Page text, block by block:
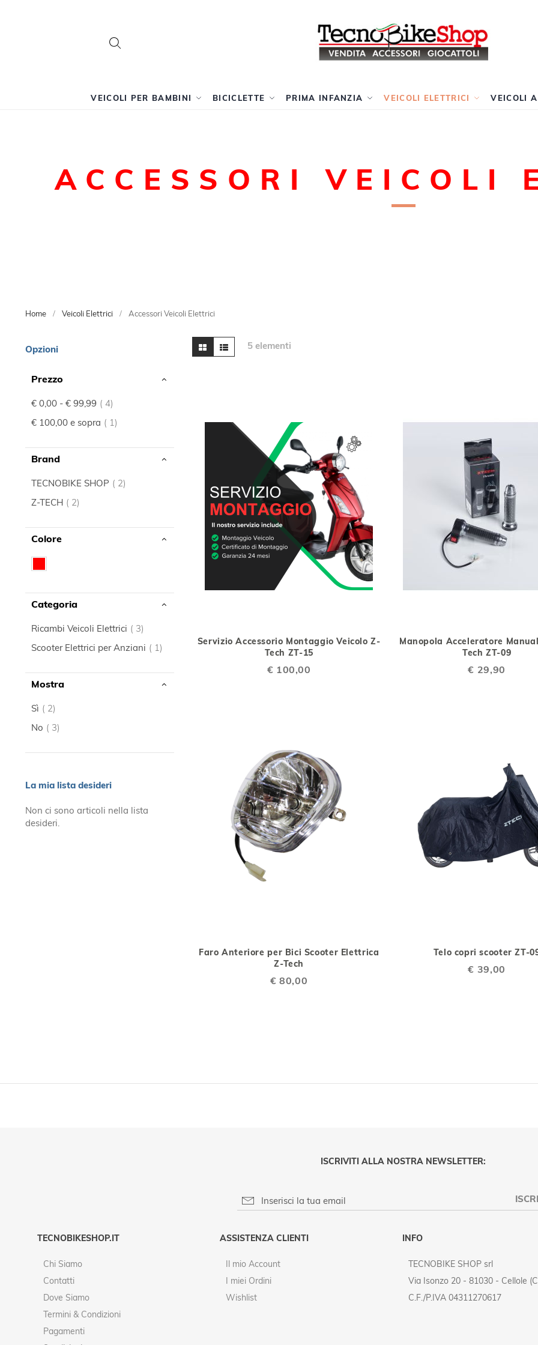
Search
Search
VEICOLI PER BAMBINI BICICLETTE PRIMA INFANZIA VEICOLI ELETTRICI VEICOLI A
ACCESSORI VEICOLI
Home Veicoli Elettrici Accessori Veicoli Elettrici
Mostra
come
GrigliaLista 5elementi
Servizio Accessorio Montaggio Veicolo Z-
Tech ZT-15
€ 100,00
LISTA
DESIDERI
CONFRONTO
Manopola Acceleratore
Tech ZT-09
€ 29,90
LISTA
DESIDERI
Faro Anteriore per Bici Scooter Elettrica
Z-Tech
€ 80,00
LISTA
DESIDERI
Telo copri scooter ZT-
€ 39,00
Opzioni
Prezzo
€ 0,00 - € 99,99 4elemento
€ 100,00 e sopra 1elemento
Brand
TECNOBIKE SHOP 2elemento
Z-TECH
2elemento
Colore
Categoria
Ricambi Veicoli Elettrici 3elemento
Scooter Elettrici per Anziani
1elemento
Mostra
Sì 2elemento
No
3elemento
La mia lista desideri
Non ci sono articoli nella lista
desideri.
ISCRIVITI ALLA NOSTRA NEWSLETTER:
TECNOBIKESHOP.IT
Chi Siamo
Contatti
Dove Siamo
Termini & Condizioni
Pagamenti
ASSISTENZA CLIENTI
Il mio Account
I miei Ordini
Wishlist
INFO
TECNOBIKE SHOP srl
Via Isonzo 20 - 81030 - Cellole
C.F./P.IVA 04311270617